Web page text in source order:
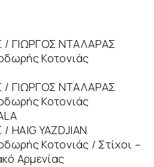
ΓΙΩΡΓΟΣ ΝΤΑΛΑΡΑΣ
Κοτονιάς
ΓΙΩΡΓΟΣ ΝΤΑΛΑΡΑΣ
Κοτονιάς
YAZDJIAN
Κοτονιάς / Στίχοι –
Αρμενίας